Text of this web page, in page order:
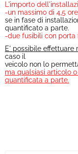
L'importo
-un massimo di 4,5
se in fase di
quantificato a parte.
-due fusibili con porta
E' possibile effettuare
caso il
veicolo non lo
ma qualsiasi articolo
quantificata a parte.